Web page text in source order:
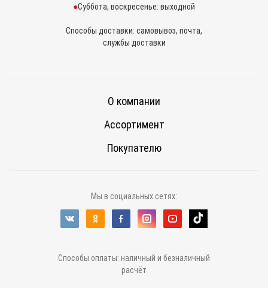
Суббота, воскресенье: выходной
Способы доставки: самовывоз, почта,
службы доставки
О компании
Ассортимент
Покупателю
Мы в социальных сетях:
Способы оплаты: наличный и безналичный
расчёт